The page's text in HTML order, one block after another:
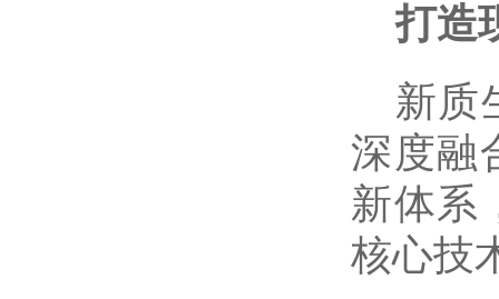
打造
新质
深度融
新体系
核心技